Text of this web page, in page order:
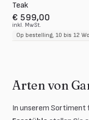
Teak
€ 599,00
inkl. MwSt.
Arten von
In unserem Sortiment